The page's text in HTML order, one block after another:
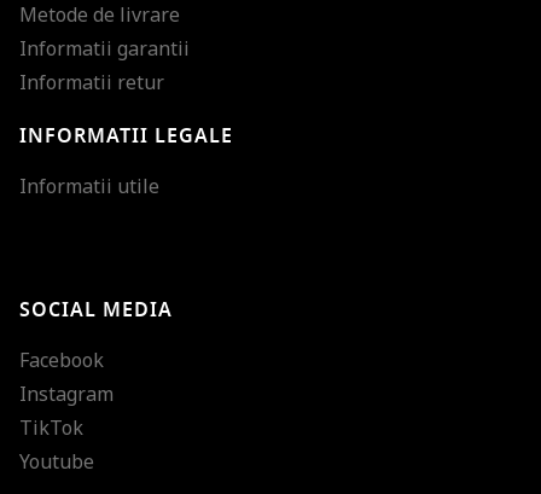
Metode de livrare
Informatii garantii
Informatii retur
INFORMATII LEGALE
Informatii utile
SOCIAL MEDIA
Facebook
Instagram
TikTok
Youtube